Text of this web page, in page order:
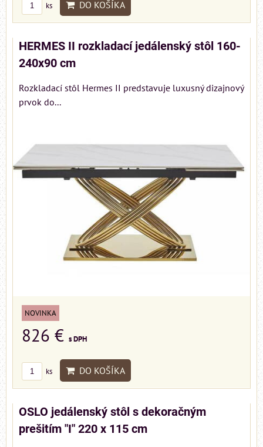
ks DO KOŠÍKA
HERMES II rozkladací jedálenský stôl 160-
240x90 cm
Rozkladací stôl Hermes II predstavuje luxusný dizajnový
prvok do...
NOVINKA
826 € s DPH
ks DO KOŠÍKA
OSLO jedálenský stôl s dekoračným
prešitím "I" 220 x 115 cm